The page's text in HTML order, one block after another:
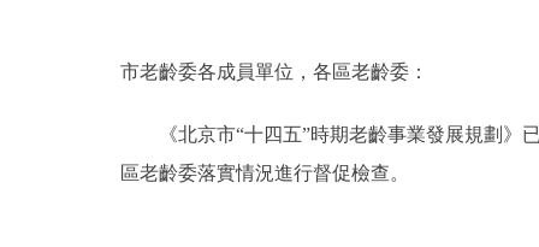
個人服務
市老齡委各成員單位，各區老齡委：
《北京市“十四五”時期老齡事業發展規劃》已
區老齡委落實情況進行督促檢查。